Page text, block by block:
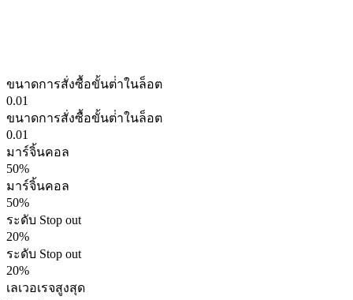
ขนาดการสั่งซื้อขั้นต่ําในล็อต
0.01
ขนาดการสั่งซื้อขั้นต่ําในล็อต
0.01
มาร์จิ้นคอล
50%
มาร์จิ้นคอล
50%
ระดับ Stop out
20%
ระดับ Stop out
20%
เลเวอเรจสูงสุด